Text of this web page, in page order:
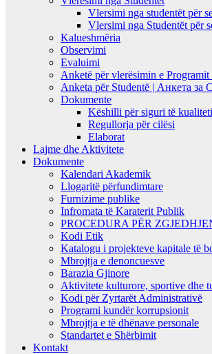
Vlersimi nga studentët për
Vlersimi nga Studentët për
Kalueshmëria
Observimi
Evaluimi
Anketë për vlerësimin e
Anketa për Studentë | Анкета за
Dokumente
Këshilli për siguri të
Regullorja për cilësi
Elaborat
Lajme dhe Aktivitete
Dokumente
Kalendari Akademik
Llogaritë përfundimtare
Furnizime publike
Infromata të Karaterit Publik
PROCEDURA PËR
Kodi Etik
Katalogu i projekteve kapitale të
Mbrojtja e denoncuesve
Barazia Gjinore
Aktivitete kulturore, sportive dhe
Kodi për Zyrtarët Administrativë
Programi kundër korrupsionit
Mbrojtja e të dhënave personale
Standartet e Shërbimit
Kontakt